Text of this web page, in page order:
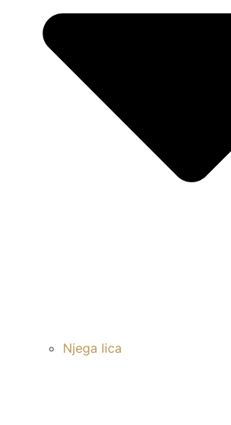
Njega lica